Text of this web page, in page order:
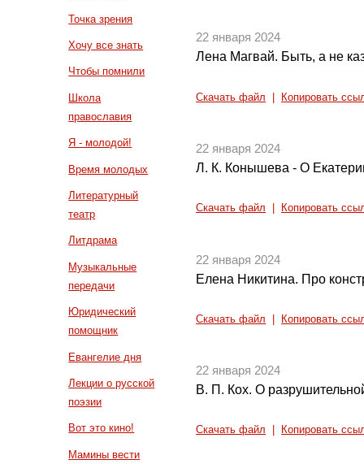
Точка зрения
Хочу все знать
Чтобы помнили
Школа
православия
Я - молодой!
Время молодых
Литературный
театр
Литдрама
Музыкальные
передачи
Юридический
помощник
Евангелие дня
Лекции о русской
поэзии
Вот это кино!
Мамины вести
22 января 2024
Лена Магвай. Быть, а не
Скачать файл Копировать
22 января 2024
Л. К. Конышева - О
Скачать файл Копировать
22 января 2024
Елена Никитина. Про
Скачать файл Копировать
22 января 2024
В. П. Кох. О
Скачать файл Копировать